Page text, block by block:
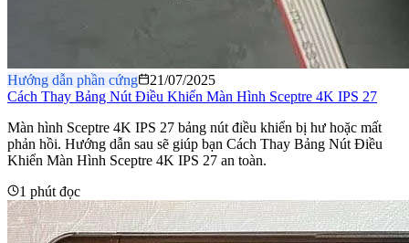
Hướng dẫn phần cứng
21/07/2025
Cách Thay Bảng Nút Điều Khiển Màn Hình Sceptre 4K IPS 27
Màn hình Sceptre 4K IPS 27 bảng nút điều khiển bị hư hoặc mất
phản hồi. Hướng dẫn sau sẽ giúp bạn Cách Thay Bảng Nút Điều
Khiển Màn Hình Sceptre 4K IPS 27 an toàn.
1 phút đọc